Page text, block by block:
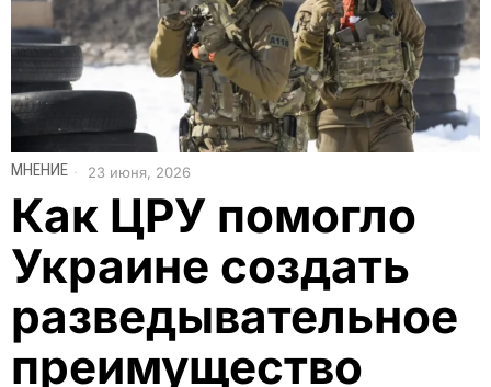
МНЕНИЕ 23 июня, 2026
Как ЦРУ помогло
Украине создать
разведывательное
преимущество